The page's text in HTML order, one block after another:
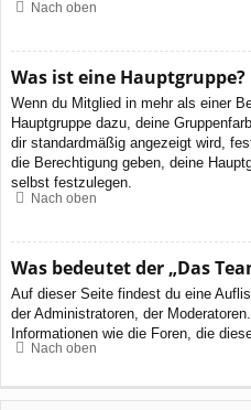
Nach oben
Was ist eine Hauptgruppe?
Wenn du Mitglied in mehr als einer
Hauptgruppe dazu, deine
dir standardmäßig angezeigt wird,
die Berechtigung geben, deine
selbst festzulegen.
Nach oben
Was bedeutet der „Das
Auf dieser Seite findest du eine
der Administratoren, der
Informationen wie die Foren, die
Nach oben